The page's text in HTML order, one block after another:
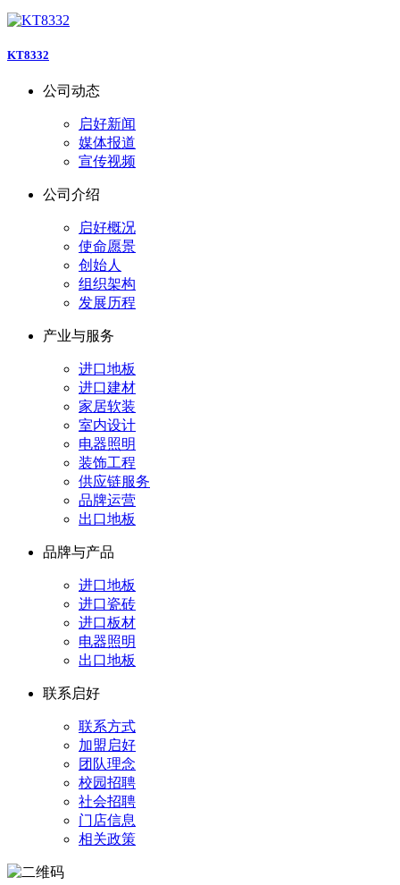
KT8332
公司动态
启好新闻
媒体报道
宣传视频
公司介绍
启好概况
使命愿景
创始人
组织架构
发展历程
产业与服务
进口地板
进口建材
家居软装
室内设计
电器照明
装饰工程
供应链服务
品牌运营
出口地板
品牌与产品
进口地板
进口瓷砖
进口板材
电器照明
出口地板
联系启好
联系方式
加盟启好
团队理念
校园招聘
社会招聘
门店信息
相关政策